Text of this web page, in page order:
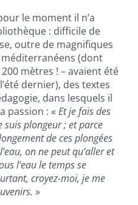
le moment il n’a
: difficile de
outre de magnifiques
(dont
mètres ! – avaient été
dernier), des textes
dans lesquels il
passion : « Et je fais des
suis plongeur ; et parce
de ces plongées
on ne peut qu’aller et
l’eau le temps se
croyez-moi, je me
»